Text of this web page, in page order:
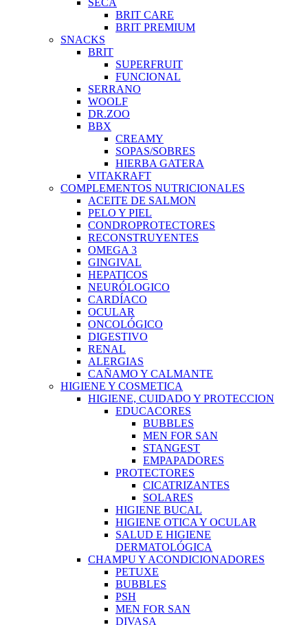
SECA
BRIT CARE
BRIT PREMIUM
SNACKS
BRIT
SUPERFRUIT
FUNCIONAL
SERRANO
WOOLF
DR.ZOO
BBX
CREAMY
SOPAS/SOBRES
HIERBA GATERA
VITAKRAFT
COMPLEMENTOS NUTRICIONALES
ACEITE DE SALMON
PELO Y PIEL
CONDROPROTECTORES
RECONSTRUYENTES
OMEGA 3
GINGIVAL
HEPATICOS
NEURÓLOGICO
CARDÍACO
OCULAR
ONCOLÓGICO
DIGESTIVO
RENAL
ALERGIAS
CAÑAMO Y CALMANTE
HIGIENE Y COSMETICA
HIGIENE, CUIDADO Y PROTECCION
EDUCACORES
BUBBLES
MEN FOR SAN
STANGEST
EMPAPADORES
PROTECTORES
CICATRIZANTES
SOLARES
HIGIENE BUCAL
HIGIENE OTICA Y OCULAR
SALUD E HIGIENE
DERMATOLÓGICA
CHAMPU Y ACONDICIONADORES
PETUXE
BUBBLES
PSH
MEN FOR SAN
DIVASA